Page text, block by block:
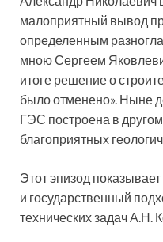
малоприятный вывод
определенным
мною Сергеем
итоге решение о
было отменено». Ныне
ГЭС построена в
благоприятных
Этот эпизод
и государственный
технических задач А.Н.